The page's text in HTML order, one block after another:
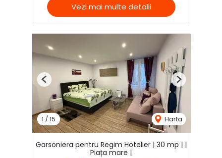
Vezi mai multe detalii
1 /15 Harta
Previous Next
Garsoniera pentru Regim Hotelier | 30 mp | |
Piața mare |